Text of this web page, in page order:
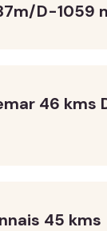
D-1059
46 kms
45 kms